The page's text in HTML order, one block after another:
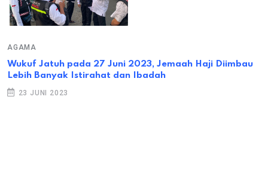
AGAMA
Wukuf Jatuh pada 27 Juni 2023, Jemaah Haji Diimbau
Lebih Banyak Istirahat dan Ibadah
23 JUNI 2023